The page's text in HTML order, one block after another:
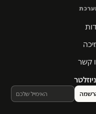
קשר
ניוזלטר